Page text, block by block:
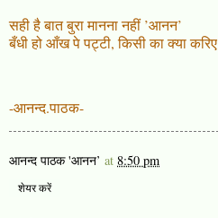
सही है बात बुरा मानना नहीं ’आनन’
बँधी हो आँख पे पट्टी, किसी का क्या करिए
-आनन्द.पाठक-
आनन्द पाठक 'आनन’ at 8:50 pm
शेयर करें